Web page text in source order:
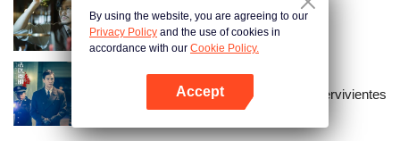
El Detective L
El médico Forense Dr. Qin: Supervivientes
By using the website, you are agreeing to our
Privacy Policy and the use of cookies in
accordance with our Cookie Policy.
Accept